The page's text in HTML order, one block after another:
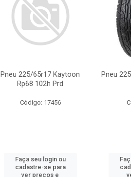
Pneu 225/65r17 Kaytoon
Rp68 102h Prd
Código: 17456
Faça seu login ou
cadastre-se para
ver preços e
Pneu